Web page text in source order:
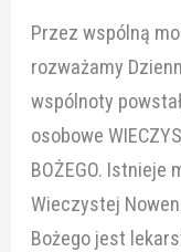
Przez wspólną
rozważamy
wspólnoty
osobowe
BOŻEGO. Istnieje
Wieczystej
Bożego jest